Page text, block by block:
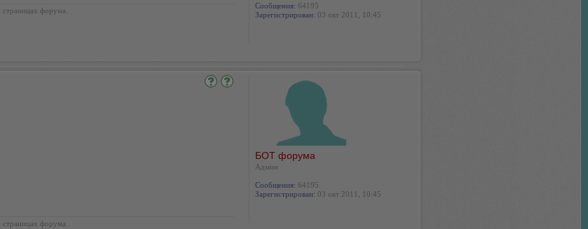
форума.
Сообщения: 64195
Зарегистрирован: 03 окт 2011, 10:45
форума.
БОТ форума
Админ
Сообщения: 64195
Зарегистрирован: 03 окт 2011, 10:45